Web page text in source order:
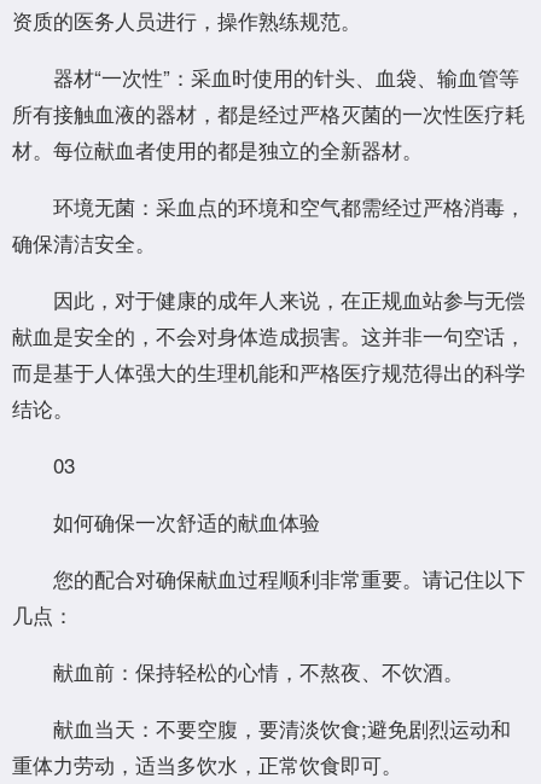
资质的医务人员进行，操作熟练规范。
器材“一次性”：采血时使用的针头、血袋、输血管等
所有接触血液的器材，都是经过严格灭菌的一次性医疗耗
材。每位献血者使用的都是独立的全新器材。
环境无菌：采血点的环境和空气都需经过严格消毒，
确保清洁安全。
因此，对于健康的成年人来说，在正规血站参与无偿
献血是安全的，不会对身体造成损害。这并非一句空话，
而是基于人体强大的生理机能和严格医疗规范得出的科学
结论。
03
如何确保一次舒适的献血体验
您的配合对确保献血过程顺利非常重要。请记住以下
几点：
献血前：保持轻松的心情，不熬夜、不饮酒。
献血当天：不要空腹，要清淡饮食;避免剧烈运动和
重体力劳动，适当多饮水，正常饮食即可。